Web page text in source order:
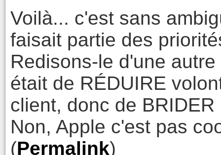
Voilà... c'est sans
faisait partie des
Redisons-le d'une
était de RÉDUIRE
client, donc de
Non, Apple c'est pas
(Permalink)